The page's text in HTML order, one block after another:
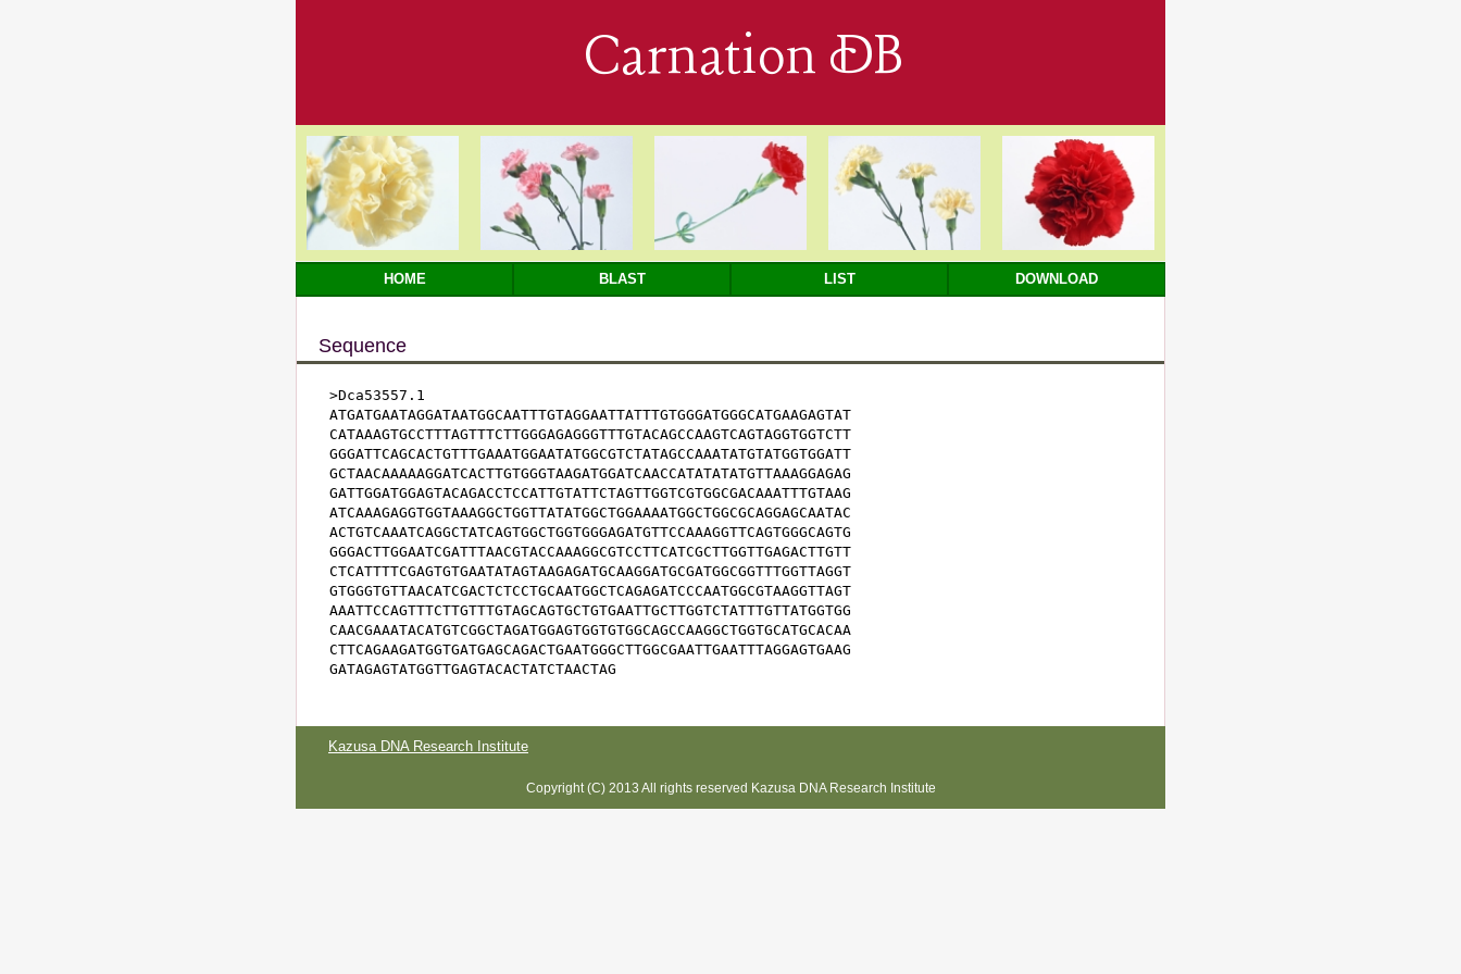
Carnation DB
HOME BLAST LIST DOWNLOAD
Sequence
>Dca53557.1
ATGATGAATAGGATAATGGCAATTTGTAGGAATTATTTGTGGGATGGGCATGAAGAGTAT
CATAAAGTGCCTTTAGTTTCTTGGGAGAGGGTTTGTACAGCCAAGTCAGTAGGTGGTCTT
GGGATTCAGCACTGTTTGAAATGGAATATGGCGTCTATAGCCAAATATGTATGGTGGATT
GCTAACAAAAAGGATCACTTGTGGGTAAGATGGATCAACCATATATATGTTAAAGGAGAG
GATTGGATGGAGTACAGACCTCCATTGTATTCTAGTTGGTCGTGGCGACAAATTTGTAAG
ATCAAAGAGGTGGTAAAGGCTGGTTATATGGCTGGAAAATGGCTGGCGCAGGAGCAATAC
ACTGTCAAATCAGGCTATCAGTGGCTGGTGGGAGATGTTCCAAAGGTTCAGTGGGCAGTG
GGGACTTGGAATCGATTTAACGTACCAAAGGCGTCCTTCATCGCTTGGTTGAGACTTGTT
CTCATTTTCGAGTGTGAATATAGTAAGAGATGCAAGGATGCGATGGCGGTTTGGTTAGGT
GTGGGTGTTAACATCGACTCTCCTGCAATGGCTCAGAGATCCCAATGGCGTAAGGTTAGT
AAATTCCAGTTTCTTGTTTGTAGCAGTGCTGTGAATTGCTTGGTCTATTTGTTATGGTGG
CAACGAAATACATGTCGGCTAGATGGAGTGGTGTGGCAGCCAAGGCTGGTGCATGCACAA
CTTCAGAAGATGGTGATGAGCAGACTGAATGGGCTTGGCGAATTGAATTTAGGAGTGAAG
GATAGAGTATGGTTGAGTACACTATCTAACTAG
Kazusa DNA Research Institute
Copyright (C) 2013 All rights reserved Kazusa DNA Research Institute